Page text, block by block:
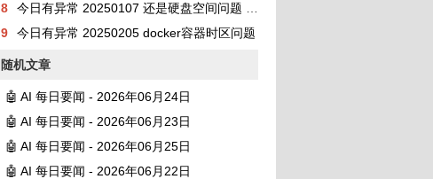
8
今日有异常 20250107 还是硬盘空间问题 No space left on device
9
今日有异常 20250205 docker容器时区问题
随机文章
🤖 AI 每日要闻 - 2026年06月24日
🤖 AI 每日要闻 - 2026年06月23日
🤖 AI 每日要闻 - 2026年06月25日
🤖 AI 每日要闻 - 2026年06月22日